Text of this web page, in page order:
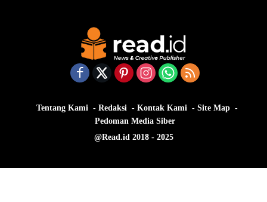
Tentang Kami Redaksi Kontak Kami
Site Map
Pedoman Media Siber
@Read.id 2018 - 2025